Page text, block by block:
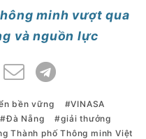
minh vượt qua
và nguồn lực
bền vững
VINASA
Đà Nẵng
giải thưởng
Thành phố Thông minh Việt